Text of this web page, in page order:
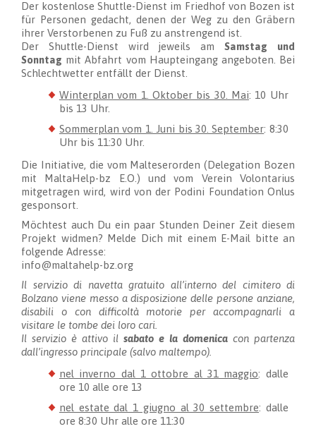
Der kostenlose Shuttle-Dienst im Friedhof von Bozen ist
für Personen gedacht, denen der Weg zu den Gräbern
ihrer Verstorbenen zu Fuß zu anstrengend ist.
Der Shuttle-Dienst wird jeweils amSamstag und
Sonntag mit Abfahrt vom Haupteingang angeboten. Bei
Schlechtwetter entfällt der Dienst.
Winterplan vom 1. Oktober bis 30. Mai: 10 Uhr
bis 13 Uhr.
Sommerplan vom 1. Juni bis 30. September: 8:30
Uhr bis 11:30 Uhr.
Die Initiative, die vom Malteserorden (Delegation Bozen
mit MaltaHelp-bz E.O.) und vom Verein Volontarius
mitgetragen wird, wird von der Podini Foundation Onlus
gesponsort.
Möchtest auch Du ein paar Stunden Deiner Zeit diesem
Projekt widmen? Melde Dich mit einem E-Mail bitte an
folgende Adresse:
info@maltahelp-bz.org
Il servizio di navetta gratuito all’interno del cimitero di
Bolzano viene messo a disposizione delle persone anziane,
disabili o con difficoltà motorie per accompagnarli a
visitare le tombe dei loro cari.
Il servizio è attivo il sabato e la domenica con partenza
dall’ingresso principale (salvo maltempo).
nel inverno dal 1 ottobre al 31 maggio: dalle
ore 10 alle ore 13
nel estate dal 1 giugno al 30 settembre: dalle
ore 8:30 Uhr alle ore 11:30